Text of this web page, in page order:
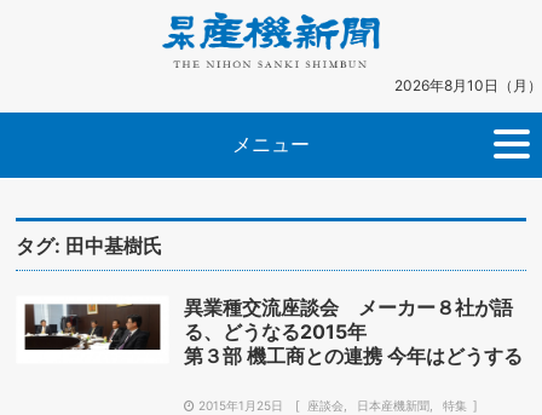
2026年8月10日（月）
メニュー
タグ: 田中基樹氏
異業種交流座談会 メーカー８社が語
る、どうなる2015年
第３部 機工商との連携 今年はどうする
2015年1月25日 座談会 日本産機新聞 特集